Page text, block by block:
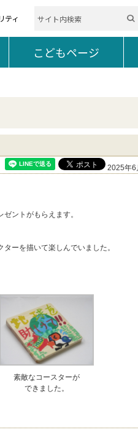
ティ
こどもページ
2025年6
ントがもらえます。
ーを描いて楽しんでいました。
素敵なコースターが
できました。